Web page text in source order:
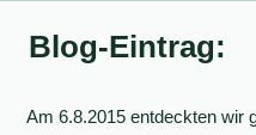
Blog-Eintrag:
Am 6.8.2015 entdeckten wir